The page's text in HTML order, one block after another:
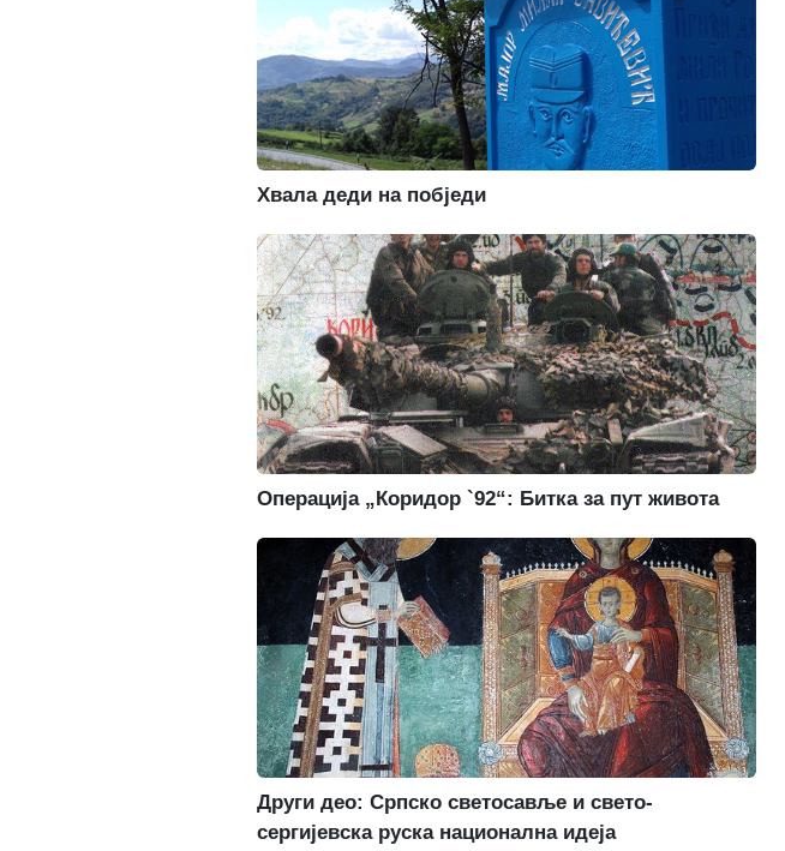
Хвала деди на побједи
Операција „Коридор `92“: Битка за пут живота
Други део: Српско светосавље и свето-
сергијевска руска национална идеја